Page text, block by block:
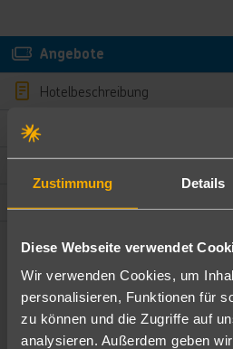
Zustimmung Details
Diese Webseite verwendet
Wir verwenden Cookies, um
personalisieren, Funktionen für
zu können und die Zugriffe auf
analysieren. Außerdem geben
Angebote
Hotelbeschreibung
Bewertungen
Ändere die Kriterien nach deinen
Pauschal